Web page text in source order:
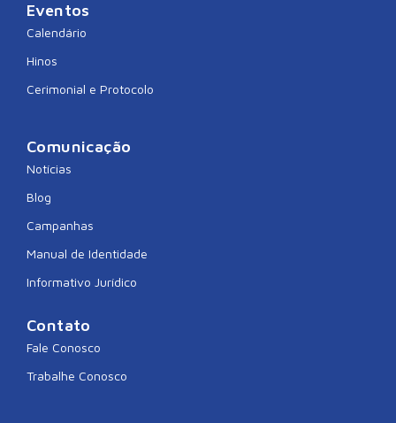
Eventos
Calendário
Hinos
Cerimonial e Protocolo
Comunicação
Notícias
Blog
Campanhas
Manual de Identidade
Informativo Jurídico
Contato
Fale Conosco
Trabalhe Conosco